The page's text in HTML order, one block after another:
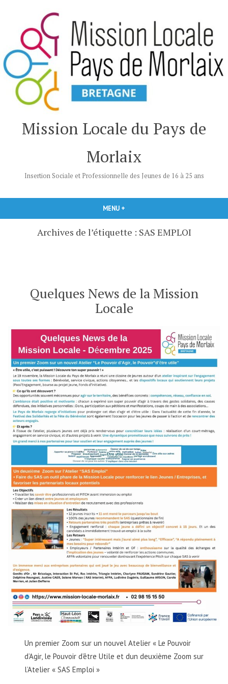
contenu
Mission Locale du Pays de
Morlaix
Insertion Sociale et Professionnelle des Jeunes de 16 à 25 ans
MENU +
Archives de l’étiquette : SAS EMPLOI
Quelques News de la Mission
Locale
Un premier Zoom sur un nouvel Atelier « Le Pouvoir
d’Agir, le Pouvoir d’être Utile et dun deuxième Zoom sur
l’Atelier « SAS Emploi »